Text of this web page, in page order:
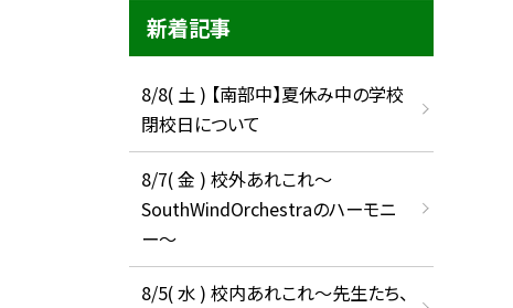
新着記事
8/8( 土 ) 【南部中】夏休み中の学校
閉校日について
8/7( 金 ) 校外あれこれ〜
SouthWindOrchestraのハーモニ
ー〜
8/5( 水 ) 校内あれこれ〜先生たち、